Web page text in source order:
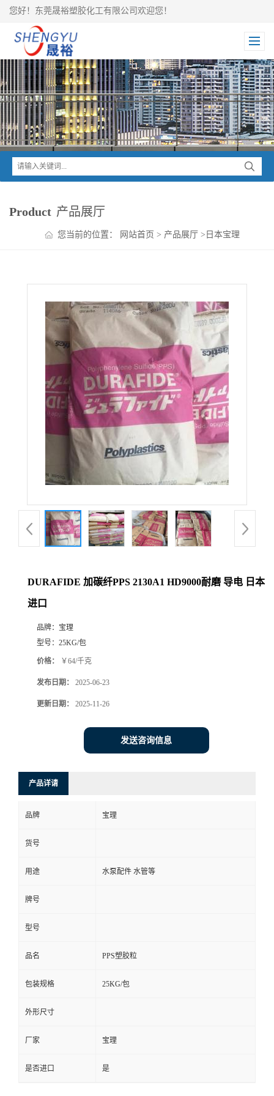
您好！东莞晟裕塑胶化工有限公司欢迎您！
Product 产品展厅
您当前的位置： 网站首页 > 产品展厅 > 日本宝理
DURAFIDE 加碳纤PPS 2130A1 HD9000耐磨 导电 日本
进口
品牌： 宝理
型号： 25KG/包
价格： ￥64/千克
发布日期： 2025-06-23
更新日期： 2025-11-26
发送咨询信息
产品详请
品牌 宝理
货号
用途 水泵配件 水管等
牌号
型号
品名 PPS塑胶粒
包装规格 25KG/包
外形尺寸
厂家 宝理
是否进口 是